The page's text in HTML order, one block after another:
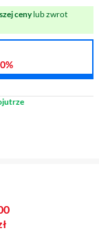
cenylub zwrot
0%
199 zł